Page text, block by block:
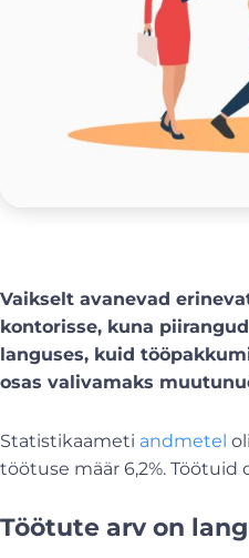
Vaikselt avanevad
kontorisse, kuna
languses, kuid
osas valivamaks
Statistikaameti andmetel
töötuse määr 6,2%. Töötuid
Töötute arv on